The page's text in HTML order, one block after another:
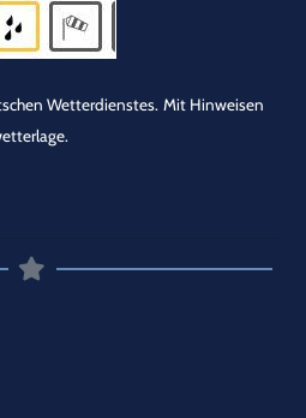
Wetterdienstes. Mit Hinweisen